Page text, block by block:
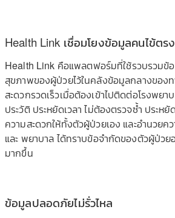
Health Link เชื่อมโยงข้อมูลคนไข้ต
Health Link คือแพลตฟอร์มที่ใช้รวบรวมข้
สุขภาพของผู้ป่วยไว้ในคลังข้อมูลกลางของ
สะดวกรวดเร็วเมื่อต้องเข้าไปติดต่อโรงพย
ประวัติ ประหยัดเวลา ไม่ต้องตรวจซ้ำ ประห
ความสะดวกให้ทั้งตัวผู้ป่วยเอง และอำนวย
และ พยาบาล ได้ทราบข้อจำกัดของตัวผู้ป่วย
มากขึ้น
ข้อมูลปลอดภัยไม่รั่วไหล